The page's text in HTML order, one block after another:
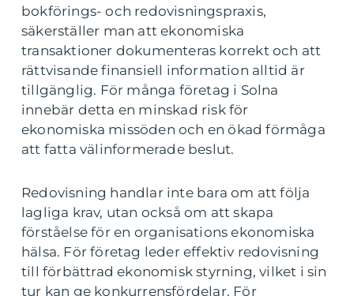
bokförings- och redovisningspraxis,
säkerställer man att ekonomiska
transaktioner dokumenteras korrekt och att
rättvisande finansiell information alltid är
tillgänglig. För många företag i Solna
innebär detta en minskad risk för
ekonomiska missöden och en ökad förmåga
att fatta välinformerade beslut.
Redovisning handlar inte bara om att följa
lagliga krav, utan också om att skapa
förståelse för en organisations ekonomiska
hälsa. För företag leder effektiv redovisning
till förbättrad ekonomisk styrning, vilket i sin
tur kan ge konkurrensfördelar. För